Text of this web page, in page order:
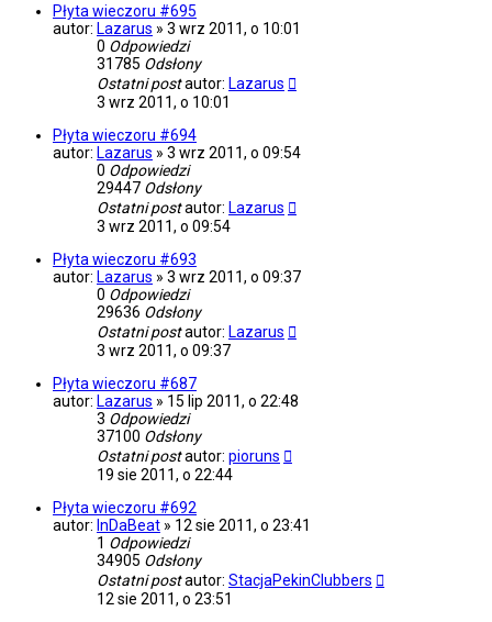
Płyta wieczoru #695
autor: Lazarus » 3 wrz 2011, o 10:01
0 Odpowiedzi
31785 Odsłony
Ostatni postautor: Lazarus
3 wrz 2011, o 10:01
Płyta wieczoru #694
autor: Lazarus » 3 wrz 2011, o 09:54
0 Odpowiedzi
29447 Odsłony
Ostatni postautor: Lazarus
3 wrz 2011, o 09:54
Płyta wieczoru #693
autor: Lazarus » 3 wrz 2011, o 09:37
0 Odpowiedzi
29636 Odsłony
Ostatni postautor: Lazarus
3 wrz 2011, o 09:37
Płyta wieczoru #687
autor: Lazarus » 15 lip 2011, o 22:48
3 Odpowiedzi
37100 Odsłony
Ostatni postautor: pioruns
19 sie 2011, o 22:44
Płyta wieczoru #692
autor: InDaBeat » 12 sie 2011, o 23:41
1 Odpowiedzi
34905 Odsłony
Ostatni postautor: StacjaPekinClubbers
12 sie 2011, o 23:51